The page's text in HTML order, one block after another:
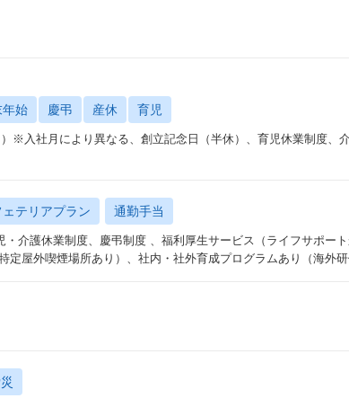
年始 慶弔 産休 育児
※入社月により異なる、創立記念日（半休）、育児休業制度、介
ェテリアプラン 通勤手当
介護休業制度、慶弔制度 、福利厚生サービス（ライフサポー
定屋外喫煙場所あり）、社内・社外育成プログラムあり（海外研